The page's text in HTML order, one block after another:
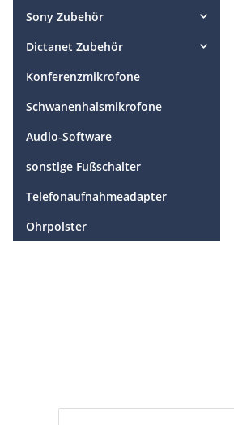
Sony Zubehör
Dictanet Zubehör
Konferenzmikrofone
Schwanenhalsmikrofone
Audio-Software
sonstige Fußschalter
Telefonaufnahmeadapter
Ohrpolster